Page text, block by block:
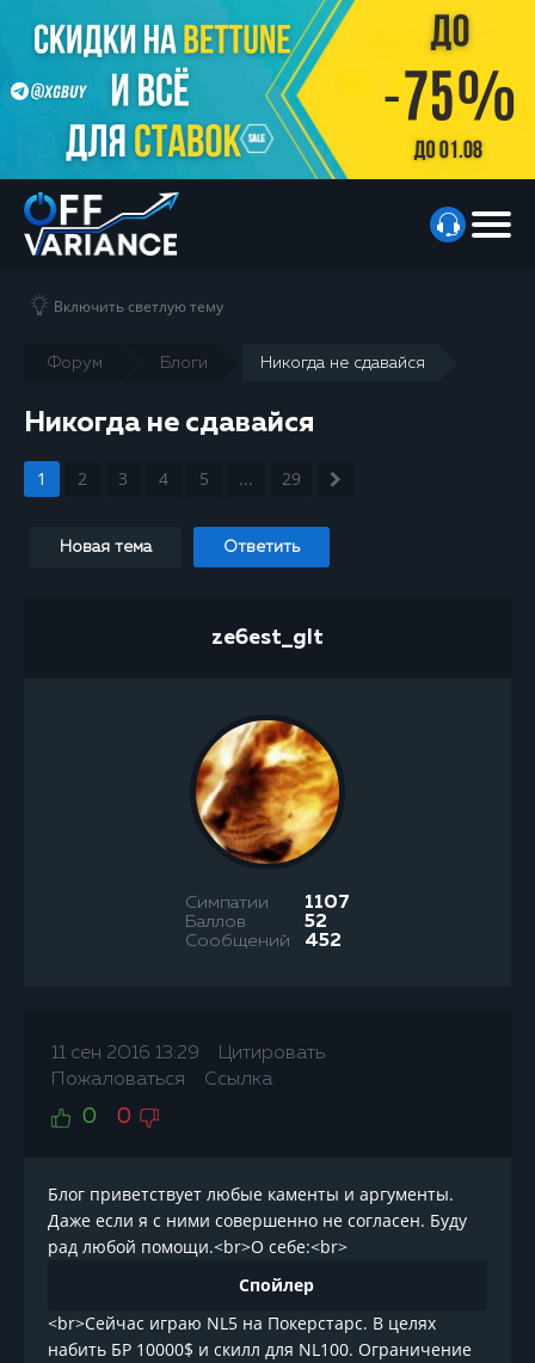
Форум Блоги Никогда не сдавайся
Включить светлую тему
Никогда не сдавайся
1 2 3 4 5 ... 29
Новая тема Ответить
ze6est_glt
Симпатии 1107
Баллов 52
Сообщений 452
11 сен 2016 13:29
Цитировать
Пожаловаться
Ссылка
0 0
Блог приветствует любые каменты и аргументы.
Даже если я с ними совершенно не согласен. Буду
рад любой помощи.<br>О себе:<br>
Спойлер
<br>Сейчас играю NL5 на Покерстарс. В целях
набить БР 10000$ и скилл для NL100. Ограничение